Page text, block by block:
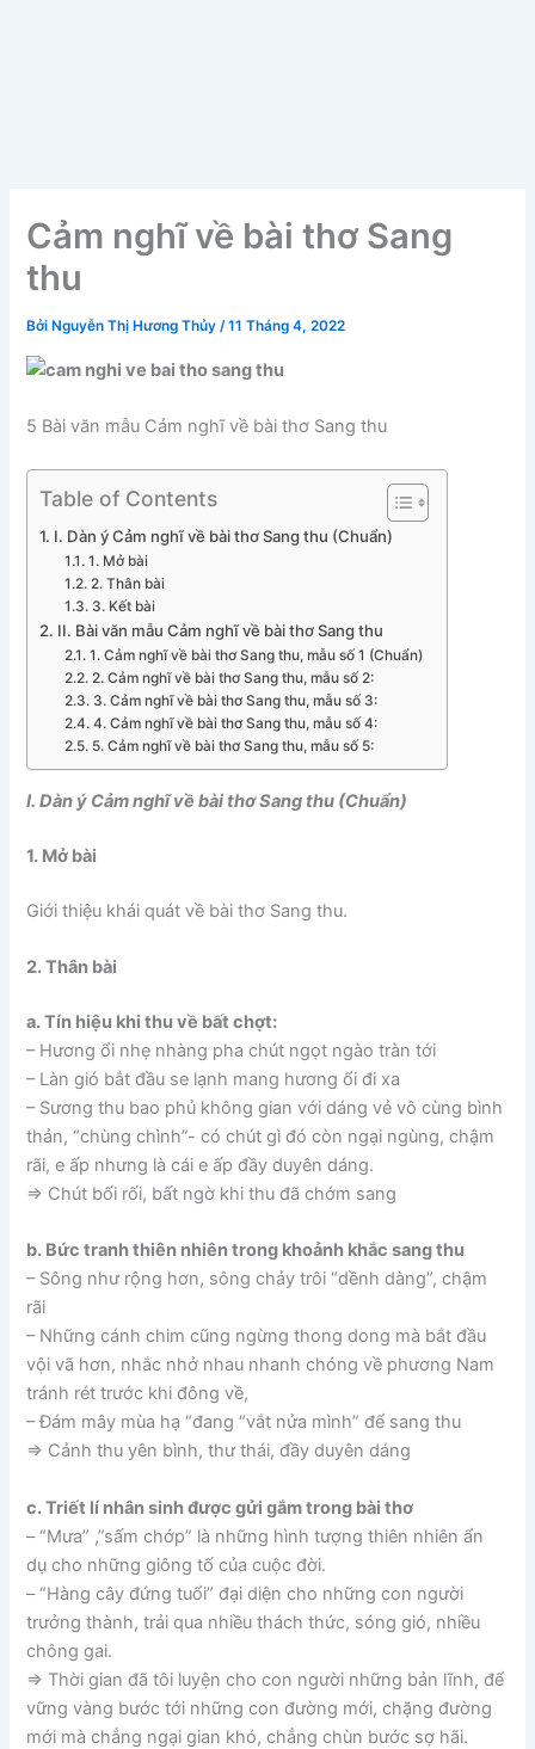
Cảm nghĩ về bài thơ Sang
thu
Bởi Nguyễn Thị Hương Thủy/11 Tháng 4, 2022
5 Bài văn mẫu Cảm nghĩ về bài thơ Sang thu
Table of Contents
I. Dàn ý Cảm nghĩ về bài thơ Sang thu (Chuẩn)
1. Mở bài
2. Thân bài
3. Kết bài
II. Bài văn mẫu Cảm nghĩ về bài thơ Sang thu
1. Cảm nghĩ về bài thơ Sang thu, mẫu số 1 (Chuẩn)
2. Cảm nghĩ về bài thơ Sang thu, mẫu số 2:
3. Cảm nghĩ về bài thơ Sang thu, mẫu số 3:
4. Cảm nghĩ về bài thơ Sang thu, mẫu số 4:
5. Cảm nghĩ về bài thơ Sang thu, mẫu số 5:
I. Dàn ý Cảm nghĩ về bài thơ Sang thu (Chuẩn)
1. Mở bài
Giới thiệu khái quát về bài thơ Sang thu.
2. Thân bài
a. Tín hiệu khi thu về bất chợt:
– Hương ổi nhẹ nhàng pha chút ngọt ngào tràn tới
– Làn gió bắt đầu se lạnh mang hương ổi đi xa
– Sương thu bao phủ không gian với dáng vẻ vô cùng bình
thản, “chùng chình”- có chút gì đó còn ngại ngùng, chậm
rãi, e ấp nhưng là cái e ấp đầy duyên dáng.
=> Chút bối rối, bất ngờ khi thu đã chớm sang
b. Bức tranh thiên nhiên trong khoảnh khắc sang thu
– Sông như rộng hơn, sông chảy trôi “dềnh dàng”, chậm
rãi
– Những cánh chim cũng ngừng thong dong mà bắt đầu
vội vã hơn, nhắc nhở nhau nhanh chóng về phương Nam
tránh rét trước khi đông về,
– Đám mây mùa hạ “đang “vắt nửa mình” để sang thu
=> Cảnh thu yên bình, thư thái, đầy duyên dáng
c. Triết lí nhân sinh được gửi gắm trong bài thơ
– “Mưa” ,”sấm chớp” là những hình tượng thiên nhiên ẩn
dụ cho những giông tố của cuộc đời.
– “Hàng cây đứng tuổi” đại diện cho những con người
trưởng thành, trải qua nhiều thách thức, sóng gió, nhiều
chông gai.
=> Thời gian đã tôi luyện cho con người những bản lĩnh, để
vững vàng bước tới những con đường mới, chặng đường
mới mà chẳng ngại gian khó, chẳng chùn bước sợ hãi.